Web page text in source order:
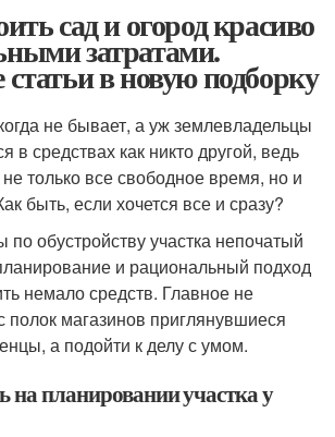
сад и огород красиво
затратами.
в новую подборку
не бывает, а уж землевладельцы
в средствах как никто другой, ведь
не только все свободное время, но и
быть, если хочется все и сразу?
обустройству участка непочатый
и рациональный подход
немало средств. Главное не
полок магазинов приглянувшиеся
а подойти к делу с умом.
на планировании участка у